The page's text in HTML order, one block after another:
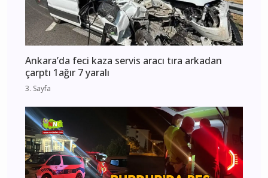
Ankara’da feci kaza servis aracı tıra arkadan
çarptı 1ağır 7 yaralı
3. Sayfa